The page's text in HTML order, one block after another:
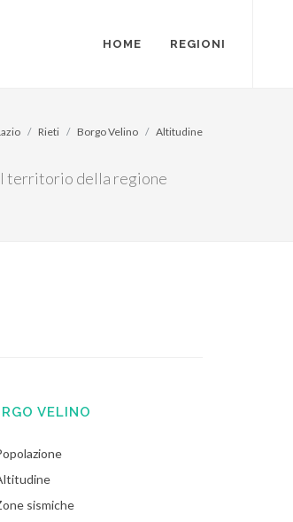
HOME REGIONI
territorio della regione
Rieti Borgo Velino Altitudine
VELINO
sismiche